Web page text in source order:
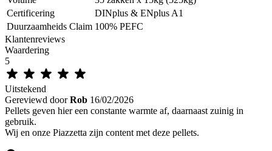
Certificering
DINplus & ENplus A1
Duurzaamheids Claim 100% PEFC
Klantenreviews
Waardering
5
Uitstekend
Gereviewd door Rob 16/02/2026
Pellets geven hier een constante warmte af, daarnaast zuinig in
gebruik.
Wij en onze Piazzetta zijn content met deze pellets.